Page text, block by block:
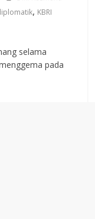
, KBRI
selama
pada